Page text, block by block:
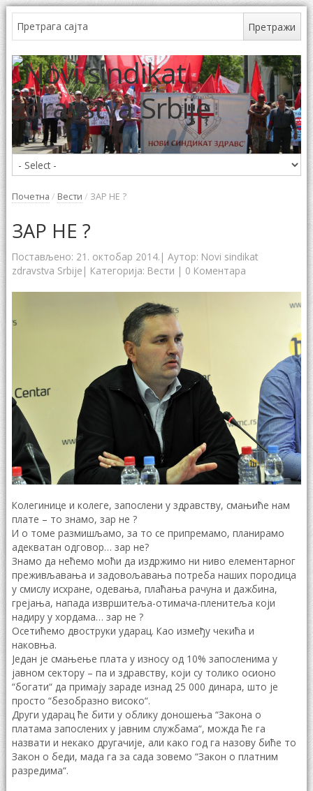
Почетна / Вести / ЗАР НЕ ?
ЗАР НЕ ?
Постављено: 21. октобар 2014. | Аутор: Novi sindikat
zdravstva Srbije | Категорија: Вести | 0 Коментара
Колегинице и колеге, запослени у здравству, смањиће нам
плате – то знамо, зар не ?
И о томе размишљамо, за то се припремамо, планирамо
адекватан одговор… зар не?
Знамо да нећемо моћи да издржимо ни ниво елементарног
преживљавања и задовољавања потреба наших породица
у смислу исхране, одевања, плаћања рачуна и дажбина,
грејања, напада извршитеља-отимача-пленитеља који
надиру у хордама… зар не ?
Осетићемо двоструки ударац. Као између чекића и
наковња.
Један је смањење плата у износу од 10% запосленима у
јавном сектору – па и здравству, који су толико осионо
“богати“ да примају зараде изнад 25 000 динара, што је
просто “безобразно високо“.
Други ударац ће бити у облику доношења “Закона о
платама запослених у јавним службама“, можда ће га
назвати и некако другачије, али како год га назову биће то
Закон о беди, мада га за сада зовемо “Закон о платним
разредима“.